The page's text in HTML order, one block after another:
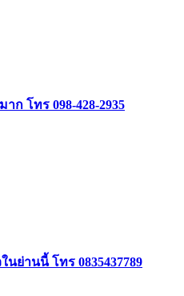
ก โทร 098-428-2935
ย่านนี้ โทร 0835437789